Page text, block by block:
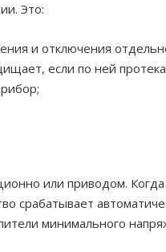
Это:
и отключения
если по ней
или приводом.
срабатывает
минимального